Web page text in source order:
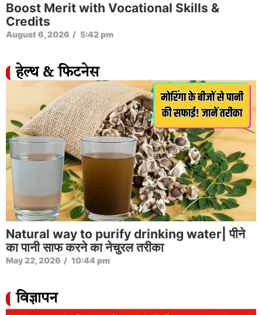
Boost Merit with Vocational Skills &
Credits
August 6, 2026 / 5:42 pm
हेल्थ & फिटनेस
Natural way to purify drinking water| पीने
का पानी साफ करने का नेचुरल तरीका
May 22, 2026 / 10:44 pm
विज्ञापन